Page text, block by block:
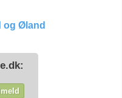
og Øland